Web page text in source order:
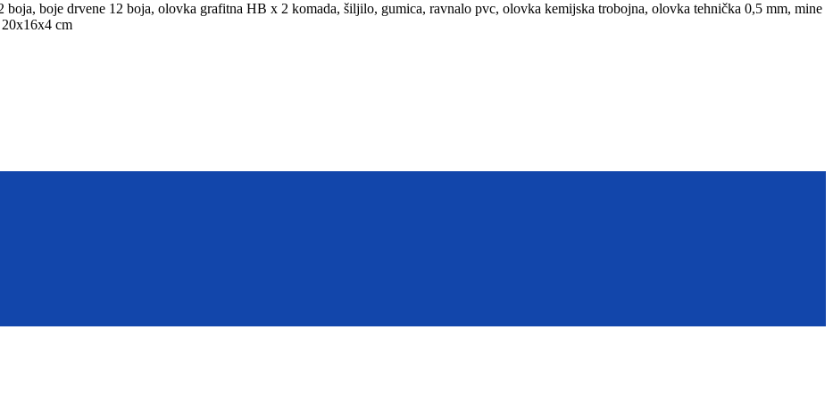
boja, boje drvene 12 boja, olovka grafitna HB x 2 komada, šiljilo, gumica, ravnalo pvc, olovka kemijska trobojna, olovka tehnička 0,5 mm, mine
cm